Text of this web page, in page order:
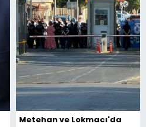
Metehan ve Lokmacı'da